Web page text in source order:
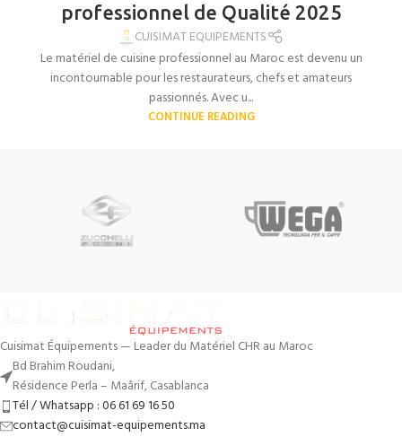
professionnel de Qualité 2025
CUISIMAT EQUIPEMENTS
Le matériel de cuisine professionnel au Maroc est devenu un
incontournable pour les restaurateurs, chefs et amateurs
passionnés. Avec u...
CONTINUE READING
Cuisimat Équipements — Leader du Matériel CHR au Maroc
Bd Brahim Roudani,
Résidence Perla – Maârif, Casablanca
Tél / Whatsapp : 06 61 69 16 50
contact@cuisimat-equipements.ma